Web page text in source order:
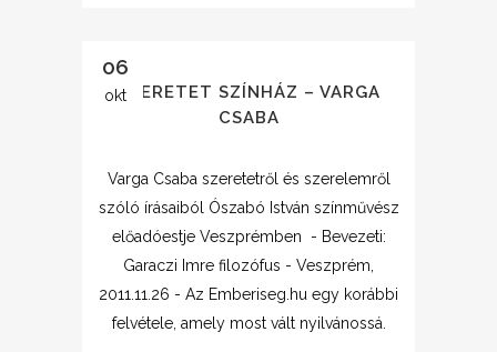
06
oktSZERETET SZÍNHÁZ – VARGA
CSABA
Varga Csaba szeretetről és szerelemről
szóló írásaiból Ószabó István színművész
előadóestje Veszprémben - Bevezeti:
Garaczi Imre filozófus - Veszprém,
2011.11.26 - Az Emberiseg.hu egy korábbi
felvétele, amely most vált nyilvánossá.